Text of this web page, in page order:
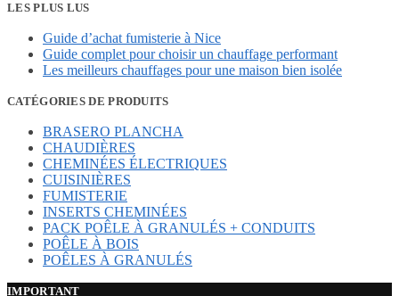
LES PLUS LUS
Guide d’achat fumisterie à Nice
Guide complet pour choisir un chauffage performant
Les meilleurs chauffages pour une maison bien isolée
CATÉGORIES DE PRODUITS
BRASERO PLANCHA
CHAUDIÈRES
CHEMINÉES ÉLECTRIQUES
CUISINIÈRES
FUMISTERIE
INSERTS CHEMINÉES
PACK POÊLE À GRANULÉS + CONDUITS
POÊLE À BOIS
POÊLES À GRANULÉS
IMPORTANT